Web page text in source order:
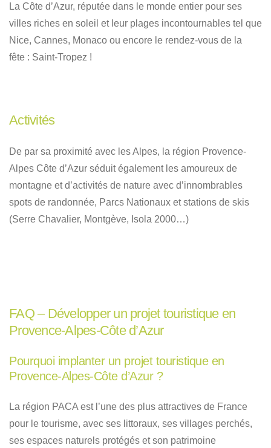
La Côte d’Azur, réputée dans le monde entier pour ses
villes riches en soleil et leur plages incontournables tel que
Nice, Cannes, Monaco ou encore le rendez-vous de la
fête : Saint-Tropez !
Activités
De par sa proximité avec les Alpes, la région Provence-
Alpes Côte d’Azur séduit également les amoureux de
montagne et d’activités de nature avec d’innombrables
spots de randonnée, Parcs Nationaux et stations de skis
(Serre Chavalier, Montgève, Isola 2000…)
FAQ – Développer un projet touristique en
Provence-Alpes-Côte d’Azur
Pourquoi implanter un projet touristique en
Provence-Alpes-Côte d’Azur ?
La région PACA est l’une des plus attractives de France
pour le tourisme, avec ses littoraux, ses villages perchés,
ses espaces naturels protégés et son patrimoine